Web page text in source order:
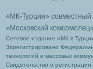
«МК-Турция» совместный
«Московский комсомолец»
Сетевое издание «МК в
Зарегистрировано
технологий и массовых
Свидетельство о